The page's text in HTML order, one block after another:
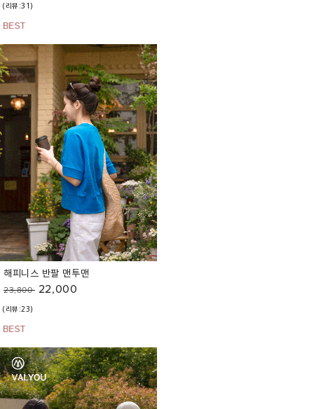
(리뷰:31)
해피니스 반팔 맨투맨
23,800 22,000
(리뷰:23)